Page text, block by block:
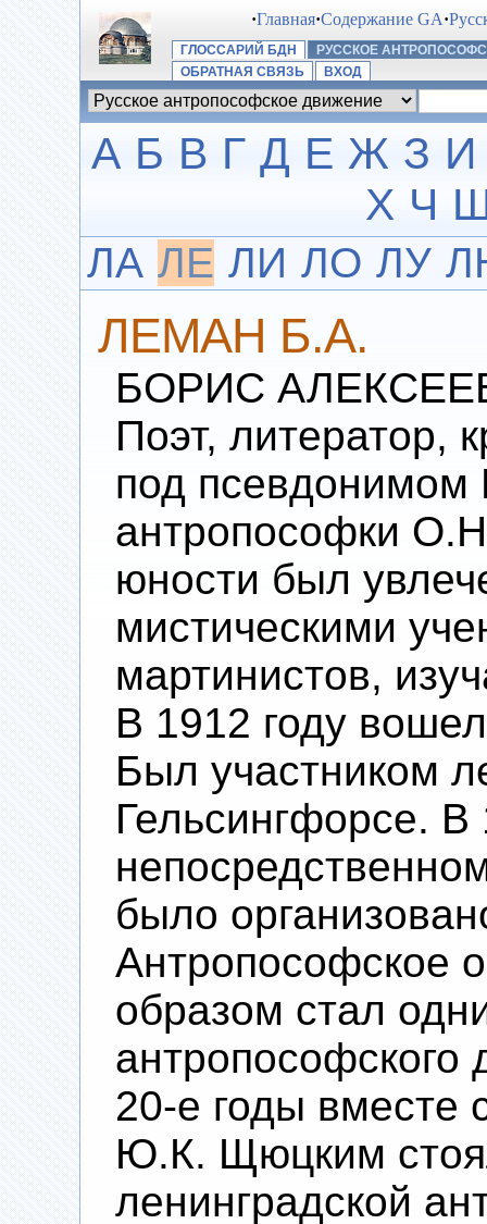
·Главная·Содержание GA·
ГЛОССАРИЙ БДН
РУССКОЕ
ОБРАТНАЯ СВЯЗЬ
ВХОД
А Б В Г Д Е Ж З И
Х Ч
ЛА ЛЕ ЛИ ЛО ЛУ
ЛЕМАН Б.А.
БОРИС
Поэт, литератор,
под псевдонимом
антропософки
юности был
мистическими
мартинистов,
В 1912 году
Был участником
Гельсингфорсе.
было
Антропософское
образом стал
20-е годы вместе
Ю.К. Щюцким
ленинградской